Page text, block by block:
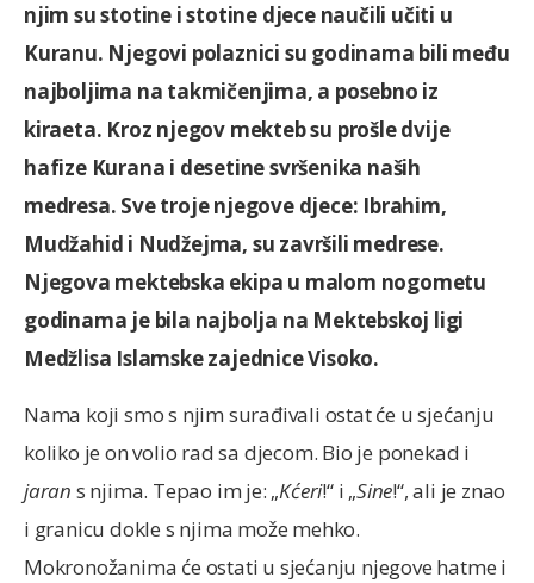
njim su stotine i stotine djece naučili učiti u
Kuranu. Njegovi polaznici su godinama bili među
najboljima na takmičenjima, a posebno iz
kiraeta. Kroz njegov mekteb su prošle dvije
hafize Kurana i desetine svršenika naših
medresa. Sve troje njegove djece: Ibrahim,
Mudžahid i Nudžejma, su završili medrese.
Njegova mektebska ekipa u malom nogometu
godinama je bila najbolja na Mektebskoj ligi
Medžlisa Islamske zajednice Visoko.
Nama koji smo s njim surađivali ostat će u sjećanju
koliko je on volio rad sa djecom. Bio je ponekad i
jaran s njima. Tepao im je: „Kćeri!“ i „Sine!“, ali je znao
i granicu dokle s njima može mehko.
Mokronožanima će ostati u sjećanju njegove hatme i